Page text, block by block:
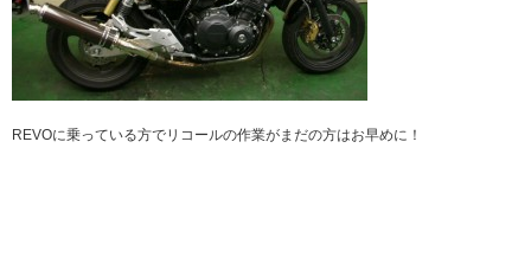
REVOに乗っている方でリコールの作業がまだの方はお早めに！